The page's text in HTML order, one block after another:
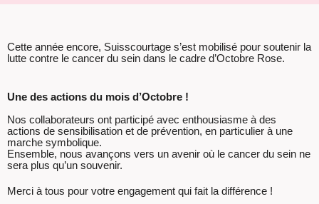
Cette année encore, Suisscourtage s’est mobilisé pour soutenir la
lutte contre le cancer du sein dans le cadre d’Octobre Rose.
Une des actions du mois d’Octobre !
Nos collaborateurs ont participé avec enthousiasme à des
actions de sensibilisation et de prévention, en particulier à une
marche symbolique.
Ensemble, nous avançons vers un avenir où le cancer du sein ne
sera plus qu’un souvenir.
Merci à tous pour votre engagement qui fait la différence !